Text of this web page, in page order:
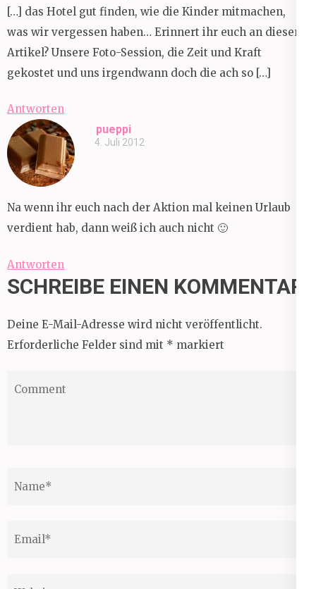
[…] das Hotel gut finden, wie die Kinder mitmachen,
was wir vergessen haben… Erinnert ihr euch an diesen
Artikel? Unsere Foto-Session, die Zeit und Kraft
gekostet und uns irgendwann doch die ach so […]
Antworten
pueppi
4. Juli 2012
Na wenn ihr euch nach der Aktion mal keinen Urlaub
verdient hab, dann weiß ich auch nicht 🙂
Antworten
SCHREIBE EINEN KOMMENTAR
Deine E-Mail-Adresse wird nicht veröffentlicht.
Erforderliche Felder sind mit * markiert